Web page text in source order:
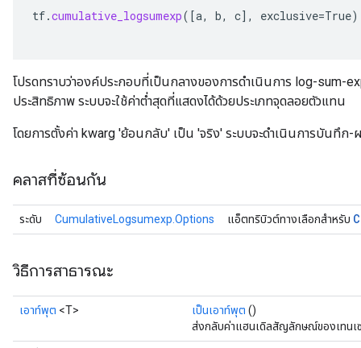
tf.cumulative_logsumexp( [a, b, c] , exclusive=True)
โปรดทราบว่าองค์ประกอบที่เป็นกลางของการดำเนินการ log-sum-
ประสิทธิภาพ ระบบจะใช้ค่าต่ำสุดที่แสดงได้ด้วยประเภทจุดลอยตัวแทน
โดยการตั้งค่า kwarg 'ย้อนกลับ' เป็น 'จริง' ระบบจะดำเนินการบันทึ
คลาสที่ซ้อนกัน
ระดับ CumulativeLogsumexp.Options แอ็ตทริบิวต์ทางเลือกสำหรับ
วิธีการสาธารณะ
เอาท์พุต <T> เป็นเอาท์พุต ()
ส่งกลับค่าแฮนเดิลสัญลักษณ์ของเทนเ